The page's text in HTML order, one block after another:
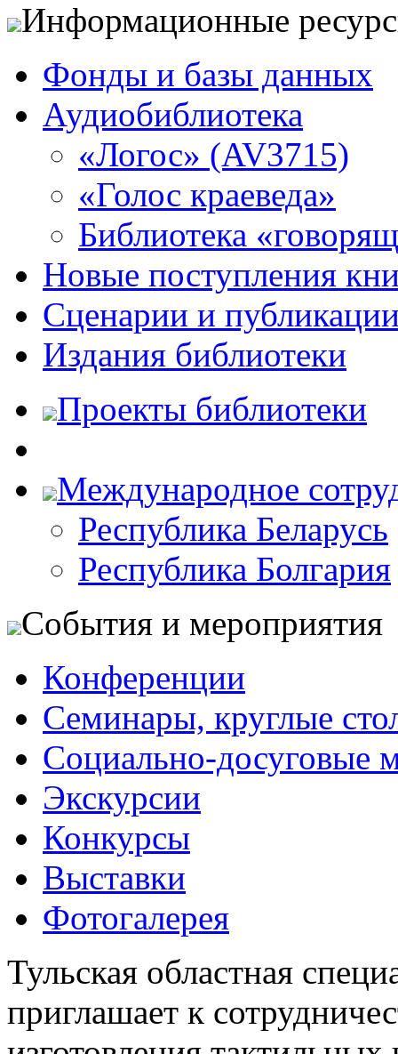
Информационные
Фонды и базы данных
Аудиобиблиотека
«Логос» (AV3715)
«Голос краеведа»
Библиотека
Новые поступления
Сценарии и
Издания библиотеки
Проекты библиотеки
Международное
Республика Беларусь
Республика Болгария
События и мероприятия
Конференции
Семинары, круглые
Социально-досуговые
Экскурсии
Конкурсы
Выставки
Фотогалерея
Тульская областная
приглашает к